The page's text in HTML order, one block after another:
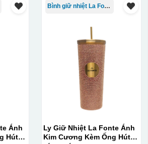
Ánh
Hút-
Bình giữ nhiệt La Fonte
Ly Giữ Nhiệt La Fonte Ánh
Kim Cương Kèm Ống Hút-